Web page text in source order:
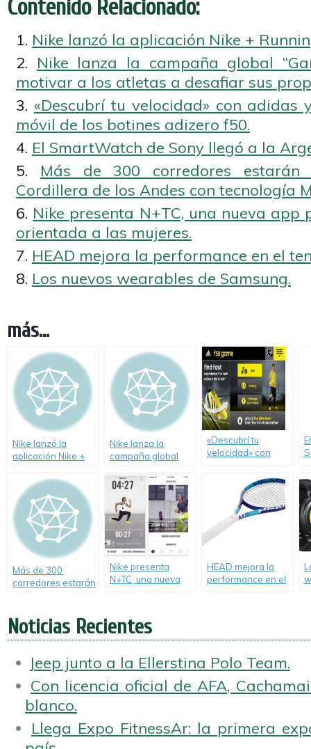
Contenido Relacionado:
Nike lanzó la aplicación Nike +
Nike lanza la campaña global
motivar a los atletas a desafiar sus
«Descubrí tu velocidad» con adidas
móvil de los botines adizero f50.
El SmartWatch de Sony llegó a la
Más de 300 corredores estarán
Cordillera de los Andes con tecnología
Nike presenta N+TC, una nueva app
orientada a las mujeres.
HEAD mejora la performance en el
Los nuevos wearables de Samsung.
más...
Nike lanzó la
aplicación Nike +
Android.
Nike lanza la
campaña global
para motivar a los
atletas a desafiar
sus propios logros.
«Descubrí tu
velocidad» con
aplicación móvil de
los botines adizero
Más de 300
corredores estarán
Andes con
tecnología
Nike presenta
N+TC, una nueva
mujeres.
HEAD mejora la
performance en el
Noticias Recientes
Jeep junto a la Ellerstina Polo Team.
Con licencia oficial de AFA,
blanco.
Llega Expo FitnessAr: la primera